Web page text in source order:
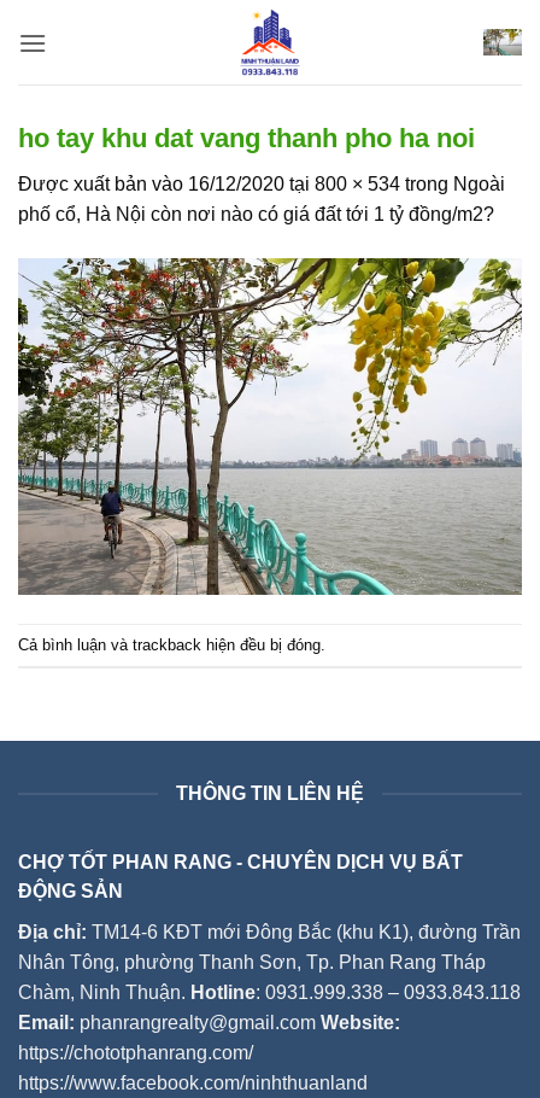
qua
ho tay khu dat vang thanh pho ha noi
Được xuất bản vào 16/12/2020 tại 800 × 534 trong Ngoài
phố cổ, Hà Nội còn nơi nào có giá đất tới 1 tỷ đồng/m2?
Cả bình luận và trackback hiện đều bị đóng.
THÔNG TIN LIÊN HỆ
CHỢ TỐT PHAN RANG - CHUYÊN DỊCH VỤ BẤT
ĐỘNG SẢN
Địa chỉ: TM14-6 KĐT mới Đông Bắc (khu K1), đường Trần
Nhân Tông, phường Thanh Sơn, Tp. Phan Rang Tháp
Chàm, Ninh Thuận. Hotline: 0931.999.338 – 0933.843.118
Email: phanrangrealty@gmail.com Website:
https://chototphanrang.com/
https://www.facebook.com/ninhthuanland